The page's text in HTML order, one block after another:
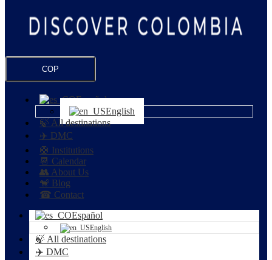
COP
Español
English
🍃 All destinations
✈️ DMC
🛟 Institutions
📆 Calendar
👥 About Us
🐒 Blog
☎ Contact
Español
English
🍃 All destinations
✈️ DMC